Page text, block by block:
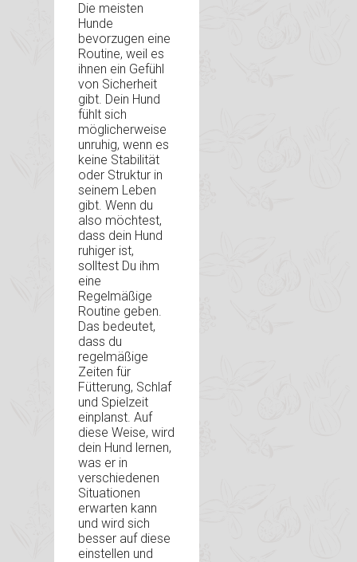
Die meisten
Hunde
bevorzugen eine
Routine, weil es
ihnen ein Gefühl
von Sicherheit
gibt. Dein Hund
fühlt sich
möglicherweise
unruhig, wenn es
keine Stabilität
oder Struktur in
seinem Leben
gibt. Wenn du
also möchtest,
dass dein Hund
ruhiger ist,
solltest Du ihm
eine
Regelmäßige
Routine geben.
Das bedeutet,
dass du
regelmäßige
Zeiten für
Fütterung, Schlaf
und Spielzeit
einplanst. Auf
diese Weise, wird
dein Hund lernen,
was er in
verschiedenen
Situationen
erwarten kann
und wird sich
besser auf diese
einstellen und